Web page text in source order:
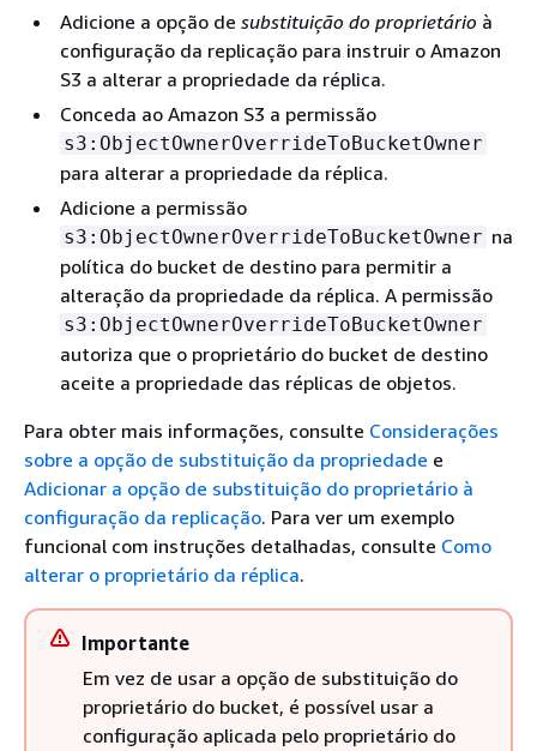
Adicione a opção de substituição do proprietário à
configuração da replicação para instruir o Amazon
S3 a alterar a propriedade da réplica.
Conceda ao Amazon S3 a permissão
s3:ObjectOwnerOverrideToBucketOwner
para alterar a propriedade da réplica.
Adicione a permissão
s3:ObjectOwnerOverrideToBucketOwner na
política do bucket de destino para permitir a
alteração da propriedade da réplica. A permissão
s3:ObjectOwnerOverrideToBucketOwner
autoriza que o proprietário do bucket de destino
aceite a propriedade das réplicas de objetos.
Para obter mais informações, consulte Considerações
sobre a opção de substituição da propriedade e
Adicionar a opção de substituição do proprietário à
configuração da replicação. Para ver um exemplo
funcional com instruções detalhadas, consulte Como
alterar o proprietário da réplica.
Importante
Em vez de usar a opção de substituição do
proprietário do bucket, é possível usar a
configuração aplicada pelo proprietário do